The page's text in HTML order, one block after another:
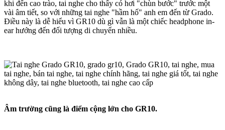
khi đến cao trào, tai nghe cho thấy có hơi "chùn bước" trước một
vài âm tiết, so với những tai nghe "hầm hố" anh em đến từ Grado.
Điều này là dễ hiểu vì GR10 dù gì vẫn là một chiếc headphone in-
ear hướng đến đối tượng di chuyển nhiều.
Âm trường cũng là điểm cộng lớn cho GR10.